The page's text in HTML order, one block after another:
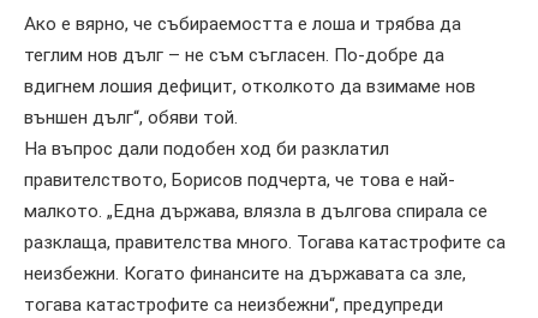
Ако е вярно, че събираемостта е лоша и трябва да
теглим нов дълг – не съм съгласен. По-добре да
вдигнем лошия дефицит, отколкото да взимаме нов
външен дълг“, обяви той.
На въпрос дали подобен ход би разклатил
правителството, Борисов подчерта, че това е най-
малкото. „Една държава, влязла в дългова спирала се
разклаща, правителства много. Тогава катастрофите са
неизбежни. Когато финансите на държавата са зле,
тогава катастрофите са неизбежни“, предупреди